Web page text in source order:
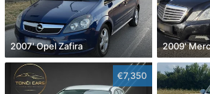
2007' Opel Zafira
€7,350